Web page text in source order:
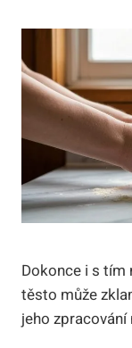
Dokonce i s tím
těsto může
jeho